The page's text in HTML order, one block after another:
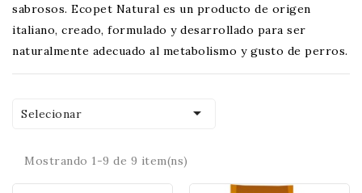
sabrosos. Ecopet Natural es un producto de origen
italiano, creado, formulado y desarrollado para ser
naturalmente adecuado al metabolismo y gusto de perros.
Selecionar 
Mostrando 1-9 de 9 item(ns)